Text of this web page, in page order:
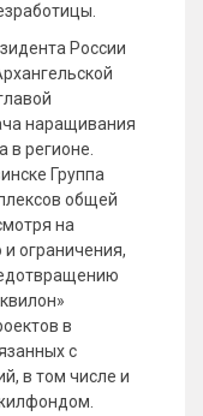
России
наращивания
регионе.
Группа
общей
на
ограничения,
в
с
в том числе и